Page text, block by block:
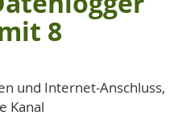
8
und Internet-Anschluss,
Kanal